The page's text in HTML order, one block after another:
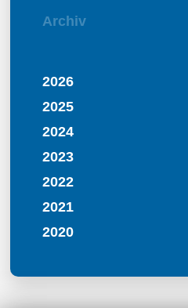
Archiv
2026
2025
2024
2023
2022
2021
2020